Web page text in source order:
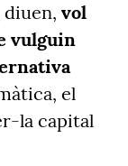
diuen, vol
vulguin
el
la capital